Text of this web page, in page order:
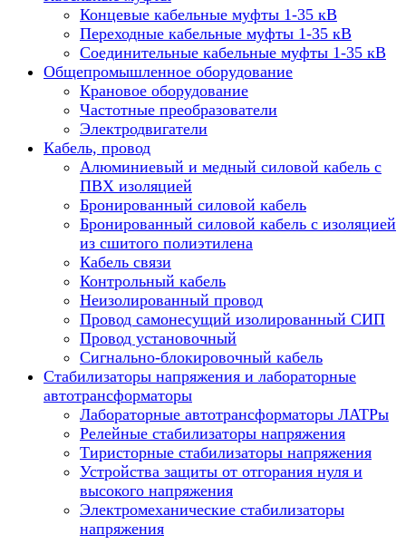
Концевые кабельные муфты 1-35 кВ
Переходные кабельные муфты 1-35 кВ
Соединительные кабельные муфты 1-35 кВ
Общепромышленное оборудование
Крановое оборудование
Частотные преобразователи
Электродвигатели
Кабель, провод
Алюминиевый и медный силовой кабель с
ПВХ изоляцией
Бронированный силовой кабель
Бронированный силовой кабель с изоляцией
из сшитого полиэтилена
Кабель связи
Контрольный кабель
Неизолированный провод
Провод самонесущий изолированный СИП
Провод установочный
Сигнально-блокировочный кабель
Стабилизаторы напряжения и лабораторные
автотрансформаторы
Лабораторные автотрансформаторы ЛАТРы
Релейные стабилизаторы напряжения
Тиристорные стабилизаторы напряжения
Устройства защиты от отгорания нуля и
высокого напряжения
Электромеханические стабилизаторы
напряжения